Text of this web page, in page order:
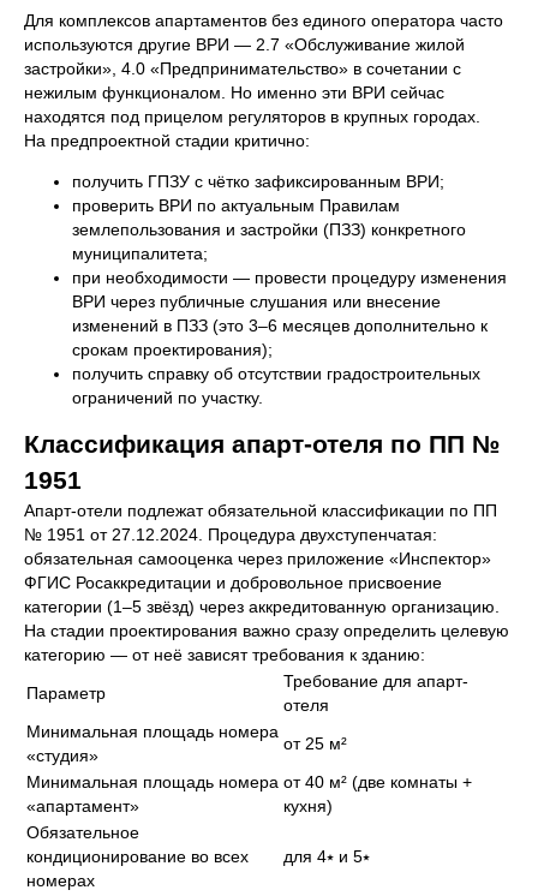
Для комплексов апартаментов без единого оператора часто
используются другие ВРИ — 2.7 «Обслуживание жилой
застройки», 4.0 «Предпринимательство» в сочетании с
нежилым функционалом. Но именно эти ВРИ сейчас
находятся под прицелом регуляторов в крупных городах.
На предпроектной стадии критично:
получить ГПЗУ с чётко зафиксированным ВРИ;
проверить ВРИ по актуальным Правилам
землепользования и застройки (ПЗЗ) конкретного
муниципалитета;
при необходимости — провести процедуру изменения
ВРИ через публичные слушания или внесение
изменений в ПЗЗ (это 3–6 месяцев дополнительно к
срокам проектирования);
получить справку об отсутствии градостроительных
ограничений по участку.
Классификация апарт-отеля по ПП №
1951
Апарт-отели подлежат обязательной классификации по ПП
№ 1951 от 27.12.2024. Процедура двухступенчатая:
обязательная самооценка через приложение «Инспектор»
ФГИС Росаккредитации и добровольное присвоение
категории (1–5 звёзд) через аккредитованную организацию.
На стадии проектирования важно сразу определить целевую
категорию — от неё зависят требования к зданию:
Параметр
Требование для апарт-
отеля
Минимальная площадь номера
«студия»
от 25 м²
Минимальная площадь номера
«апартамент»
от 40 м² (две комнаты +
кухня)
Обязательное
кондиционирование во всех
номерах
для 4⭑ и 5⭑